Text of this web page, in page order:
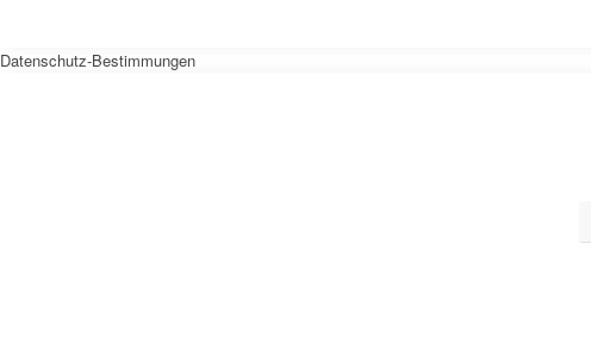
Datenschutz-Bestimmungen